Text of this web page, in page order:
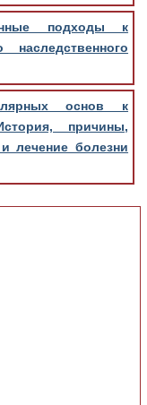
подходы к
основ к
причины,
лечение болезни